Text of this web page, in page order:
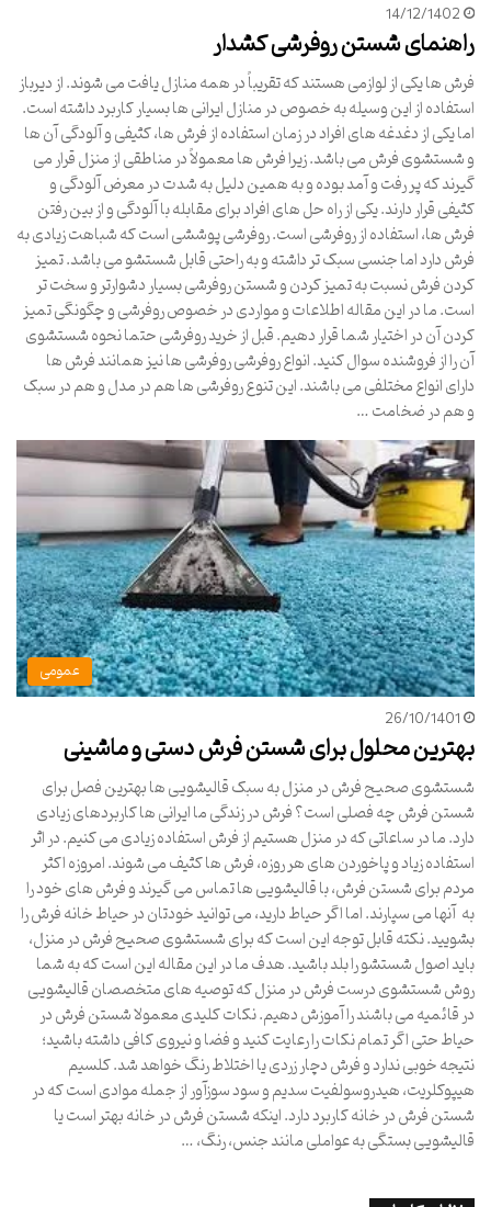
14/12/1402
راهنمای شستن روفرشی کشدار
فرش ها یکی از لوازمی هستند که تقریباً در همه منازل یافت می شوند. از دیرباز
استفاده از این وسیله به خصوص در منازل ایرانی ها بسیار کاربرد داشته است.
اما یکی از دغدغه های افراد در زمان استفاده از فرش ها، کثیفی و آلودگی آن ها
و شستشوی فرش می باشد. زیرا فرش ها معمولاً در مناطقی از منزل قرار می
گیرند که پر رفت و آمد بوده و به همین دلیل به شدت در معرض آلودگی و
کثیفی قرار دارند. یکی از راه حل های افراد برای مقابله با آلودگی و از بین رفتن
فرش ها، استفاده از روفرشی است. روفرشی پوششی است که شباهت زیادی به
فرش دارد اما جنسی سبک تر داشته و به راحتی قابل شستشو می باشد. تمیز
کردن فرش نسبت به تمیز کردن و شستن روفرشی بسیار دشوارتر و سخت تر
است. ما در این مقاله اطلاعات و مواردی در خصوص روفرشی و چگونگی تمیز
کردن آن در اختیار شما قرار دهیم. قبل از خرید روفرشی حتما نحوه شستشوی
آن را از فروشنده سوال کنید. انواع روفرشی روفرشی ها نیز همانند فرش ها
دارای انواع مختلفی می باشند. این تنوع روفرشی ها هم در مدل و هم در سبک
و هم در ضخامت …
عمومی
26/10/1401
بهترین محلول برای شستن فرش دستی و ماشینی
شستشوی صحیح فرش در منزل به سبک قالیشویی ها بهترین فصل برای
شستن فرش چه فصلی است؟ فرش در زندگی ما ایرانی ها کاربردهای زیادی
دارد. ما در ساعاتی که در منزل هستیم از فرش استفاده زیادی می کنیم. در اثر
استفاده زیاد و پاخوردن های هر روزه، فرش ها کثیف می شوند. امروزه اکثر
مردم برای شستن فرش، با قالیشویی ها تماس می گیرند و فرش های خود را
به آنها می سپارند. اما اگر حیاط دارید، می توانید خودتان در حیاط خانه فرش را
بشویید. نکته قابل توجه این است که برای شستشوی صحیح فرش در منزل،
باید اصول شستشو را بلد باشید. هدف ما در این مقاله این است که به شما
روش شستشوی درست فرش در منزل که توصیه های متخصصان قالیشویی
در قائمیه می باشند را آموزش دهیم. نکات کلیدی معمولا شستن فرش در
حیاط حتی اگر تمام نکات را رعایت کنید و فضا و نیروی کافی داشته باشید؛
نتیجه خوبی ندارد و فرش دچار زردی یا اختلاط رنگ خواهد شد. کلسیم
هیپوکلریت، هیدروسولفیت سدیم و سود سوزآور از جمله موادی است که در
شستن فرش در خانه کاربرد دارد. اینکه شستن فرش در خانه بهتر است یا
قالیشویی بستگی به عواملی مانند جنس، رنگ، …